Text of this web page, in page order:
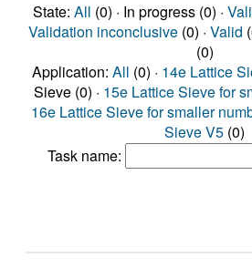
State: All (0) · In progress (0) ·
Validation inconclusive(0) · Valid
(0)
Application: All (0) · 14e Lattice
Sieve (0) · 15e Lattice Sieve for
16e Lattice Sieve for smaller
Sieve V5 (0)
Task name: